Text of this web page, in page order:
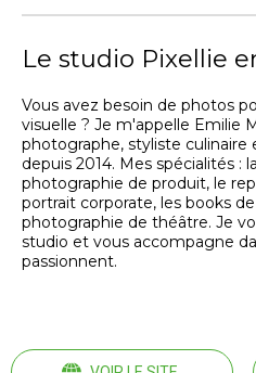
Le studio Pixellie
Vous avez besoin de photos
visuelle ? Je m'appelle Emilie
photographe, styliste culinaire
depuis 2014. Mes spécialités :
photographie de produit, le
portrait corporate, les books
photographie de théâtre. Je
studio et vous accompagne
passionnent.